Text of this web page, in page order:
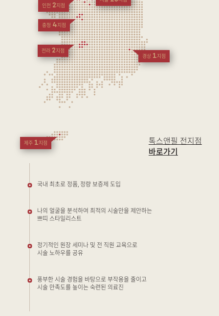
인천 2지점
충청 4지점
전라 2지점
경상 1지점
제주 1지점
톡스앤필 전지점
바로가기
국내 최초로 정품, 정량 보증제 도입
나의 얼굴을 분석하여 최적의 시술만을 제안하는
쁘띠 스타일리스트
정기적인 원장 세미나 및 전 직원 교육으로
시술 노하우를 공유
풍부한 시술 경험을 바탕으로 부작용을 줄이고
시술 만족도를 높이는 숙련된 의료진